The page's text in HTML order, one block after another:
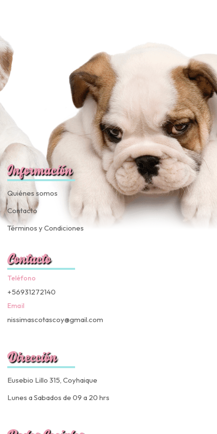
Información
Quiénes somos
Contacto
Términos y Condiciones
Contacto
Teléfono
+56931272140
Email
nissimascotascoy@gmail.com
Dirección
Eusebio Lillo 315, Coyhaique
Lunes a Sabados de 09 a 20 hrs